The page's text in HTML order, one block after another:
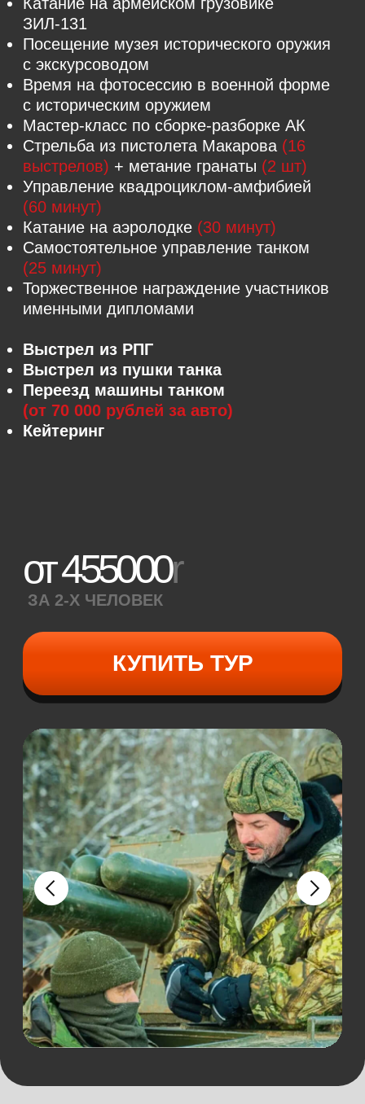
КУПИТЬ ТУР
Бигфут+Аэролодка
1 ЧАС
Маршрут средней сложности включает
катание на бигфуте по полю, бездорожью
Обучение основам управления
квадроциклом-вездеходом
Самостоятельное управление
квадроциклом(40 минут)
12000r
ЗА 2-Х ЧЕЛОВЕК
КУПИТЬ ТУР